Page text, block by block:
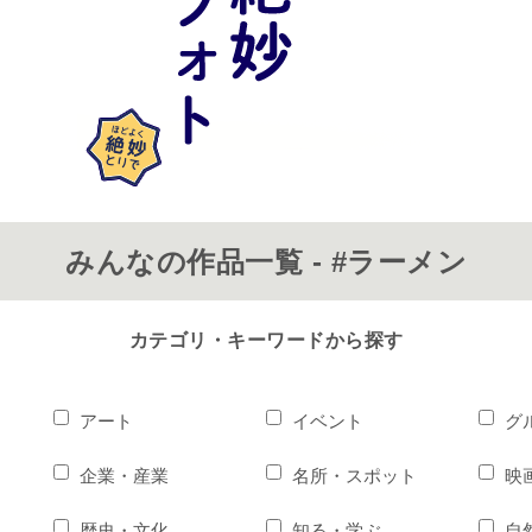
みんなの作品一覧 - #ラーメン
カテゴリ・キーワードから探す
アート イベント グ
企業・産業 名所・スポット 映